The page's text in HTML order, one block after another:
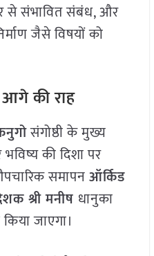
से संभावित संबंध, और
जैसे विषयों को
की राह
संगोष्ठी के मुख्य
की दिशा पर
समापनऑर्किड
श्री मनीष धानुका
जाएगा।